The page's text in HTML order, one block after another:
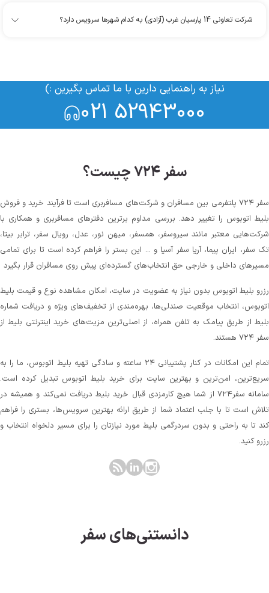
شرکت تعاونی 14 پارسیان غرب (آزادی) به کدام شهرها سرویس دارد؟
نیاز به راهنمایی دارین با ما تماس بگیرین :)
021 52943000
سفر ۷۲۴ چیست؟
سفر ۷۲۴ پلتفرمی بین مسافران و شرکت‌های مسافربری است تا فرآیند خرید و فروش
اتوبوس را تغییر دهد. بررسی مداوم برترین دفترهای مسافربری و همکاری با
معتبر مانند سیروسفر، همسفر، میهن‌ نور، عدل، رویال سفر، ترابر بیتا،
سفر، ایران پیما، آریا سفر آسیا و ... این بستر را فراهم کرده است تا برای تمامی
داخلی و خارجی حق انتخاب‌های گسترده‌ای پیش روی مسافران قرار بگیرد
بلیط اتوبوس بدون نیاز به عضویت در سایت، امکان مشاهده نوع و قیمت بلیط
انتخاب موقعیت صندلی‌ها، بهره‌مندی از تخفیف‌های ویژه و دریافت شماره‌
از طریق پیامک به تلفن همراه، از اصلی‌ترین مزیت‌های خرید اینترنتی بلیط از
هستند.
تمام این امکانات در کنار پشتیبانی‌ ۲۴ ساعته و سادگی تهیه بلیط اتوبوس، ما را به
امن‌ترین و بهترین سایت برای خرید بلیط اتوبوس تبدیل کرده است.
سامانه سفر۷۲۴ از شما هیچ کارمزدی قبال خرید بلیط دریافت نمی‌کند و همیشه در
است تا با جلب اعتماد شما از طریق ارائه بهترین سرویس‌ها، بستری را فراهم
تا به راحتی و بدون سردرگمی بلیط مورد نیازتان را برای مسیر دلخواه انتخاب و
کنید.
دانستنی‌های سفر